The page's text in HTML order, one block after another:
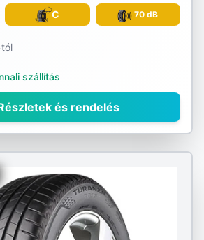
C 70 dB
szállítás
és rendelés